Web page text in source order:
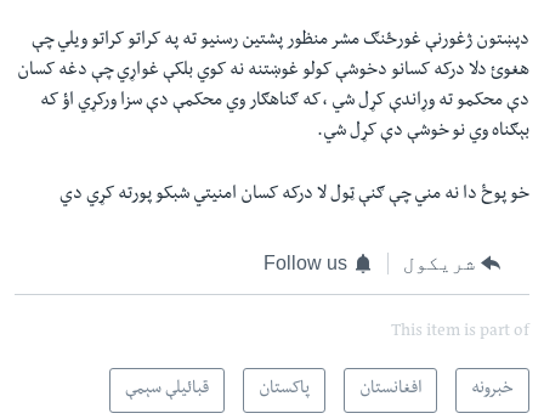
دپښتون ژغورنې غورځنګ مشر منظور پشتین رسنیو ته په کراتو کراتو ویلي چې
هغوئ دلا درکه کسانو دخوشې کولو غوښتنه نه کوي بلکې غواړي چې دغه کسان
دې محکمو ته وړاندې کړل شي ،که ګناهګار وي محکمې دې سزا ورکړي اؤ که
بېګناه وي نو خوشې دې کړل شي.
خو پوځ دا نه مني چې ګنې ټول لا درکه کسان امنیتي شبکو پورته کړي دي
شریکول Follow us
This item is part of
خبرونه افغانستان پاکستان قبائیلې سېمې